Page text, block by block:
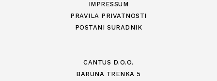
IMPRESSUM
PRAVILA PRIVATNOSTI
POSTANI SURADNIK
CANTUS D.O.O.
BARUNA TRENKA 5